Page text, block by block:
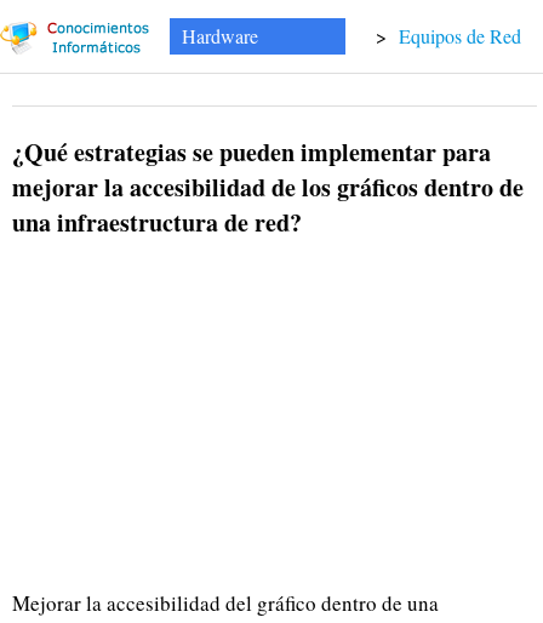
Hardware > Equipos de Red
¿Qué estrategias se pueden implementar para
mejorar la accesibilidad de los gráficos dentro de
una infraestructura de red?
Mejorar la accesibilidad del gráfico dentro de una